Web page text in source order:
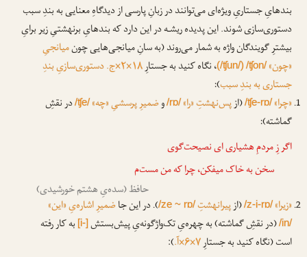
بندهایِ جستاریِ ویژه‌ای می‌توانند در زبانِ پارسی از دیدگاهِ معنایی به بندِ سبب
دستوری‌سازی شوند. این پدیده ریشـه در این دارد که بندهایِ برنهشتیِ زیر برایِ
بیشترِ گویندگان واژه به شمار می‌روند (به سانِ میانجی‌هایی چونمیانجیِ
«چون»/ʧon/
(/ʧun/)، نگاه کنید به جستارِ
۱۸×۲×ج. دستوری‌سازیِ بندِ
جستاری به بندِ سبب):
«چرا»/ʧe-rɒ/ (ازپس‌نهشتِ «را»/rɒ/ وضمیرِ پرسشیِ «چه»/ʧe/
در نقشِ
گماشته):
اگر زِ مردمِ هشیاری ای نصیحت‌گوی
سخن به خاک میفکن،چراکه من مست‌م
حافظ (سده‌یِ هشتم خورشیدی)
«زیرا»/z-i-rɒ/ (ازپیرانهشتِ/ze ~ rɒ/ ). در این جاضمیرِ اشاره‌یِ «این»
/in/ (در نقشِ گماشته) به چهره‌یِ تک‌واژگونه‌یِ پیش‌بستش[i-] به کار رفته
است (نگاه کنید به جستارِ۷×۶×آ.
):